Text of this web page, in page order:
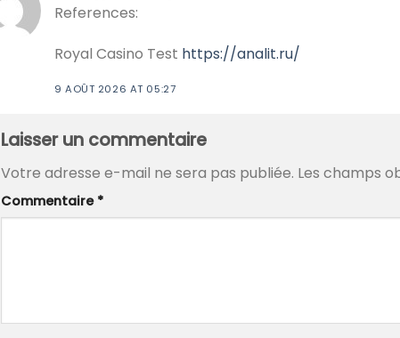
References:
Royal Casino Test https://analit.ru/
9 AOÛT 2026 AT 05:27
Laisser un commentaire
Votre adresse e-mail ne sera pas publiée. Les champs
Commentaire *